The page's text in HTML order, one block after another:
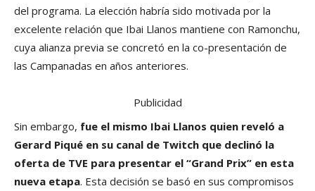
del programa. La elección habría sido motivada por la
excelente relación que Ibai Llanos mantiene con Ramonchu,
cuya alianza previa se concretó en la co-presentación de
las Campanadas en años anteriores.
Publicidad
Sin embargo, fue el mismo Ibai Llanos quien reveló a
Gerard Piqué en su canal de Twitch que declinó la
oferta de TVE para presentar el “Grand Prix” en esta
nueva etapa. Esta decisión se basó en sus compromisos